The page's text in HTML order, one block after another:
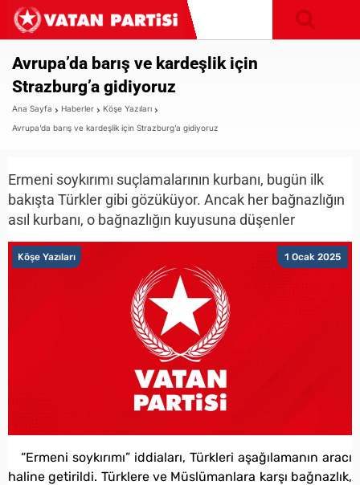
Avrupa’da barış ve kardeşlik için
Strazburg’a gidiyoruz
Ana Sayfa Haberler
Köşe Yazıları
Avrupa’da barış ve kardeşlik için Strazburg’a gidiyoruz
Ermeni soykırımı suçlamalarının kurbanı, bugün ilk
bakışta Türkler gibi gözüküyor. Ancak her bağnazlığın
asıl kurbanı, o bağnazlığın kuyusuna düşenler
1 Ocak 2025
Köşe Yazıları
“Ermeni soykırımı” iddiaları, Türkleri aşağılamanın aracı
haline getirildi. Türklere ve Müslümanlara karşı bağnazlık,